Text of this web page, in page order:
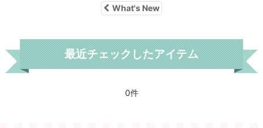
What's New
最近チェックしたアイテム
0件